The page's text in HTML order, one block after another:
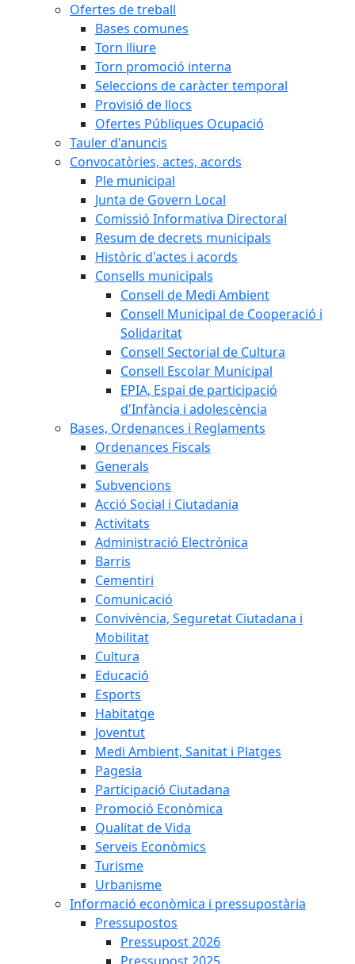
Ofertes de treball
Bases comunes
Torn lliure
Torn promoció interna
Seleccions de caràcter temporal
Provisió de llocs
Ofertes Públiques Ocupació
Tauler d'anuncis
Convocatòries, actes, acords
Ple municipal
Junta de Govern Local
Comissió Informativa Directoral
Resum de decrets municipals
Històric d'actes i acords
Consells municipals
Consell de Medi Ambient
Consell Municipal de Cooperació i
Solidaritat
Consell Sectorial de Cultura
Consell Escolar Municipal
EPIA, Espai de participació
d'Infància i adolescència
Bases, Ordenances i Reglaments
Ordenances Fiscals
Generals
Subvencions
Acció Social i Ciutadania
Activitats
Administració Electrònica
Barris
Cementiri
Comunicació
Convivència, Seguretat Ciutadana i
Mobilitat
Cultura
Educació
Esports
Habitatge
Joventut
Medi Ambient, Sanitat i Platges
Pagesia
Participació Ciutadana
Promoció Econòmica
Qualitat de Vida
Serveis Econòmics
Turisme
Urbanisme
Informació econòmica i pressupostària
Pressupostos
Pressupost 2026